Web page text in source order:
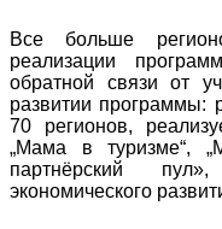
Все больше
реализации
обратной связи от
развитии программы:
70 регионов,
„Мама в туризме“,
партнёрский
экономического